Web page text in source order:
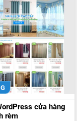
cửa hàng
rèm